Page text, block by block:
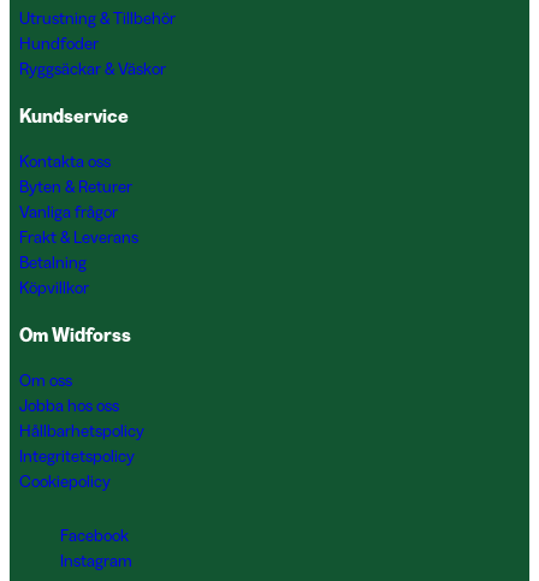
Utrustning & Tillbehör
Hundfoder
Ryggsäckar & Väskor
Kundservice
Kontakta oss
Byten & Returer
Vanliga frågor
Frakt & Leverans
Betalning
Köpvillkor
Om Widforss
Om oss
Jobba hos oss
Hållbarhetspolicy
Integritetspolicy
Cookiepolicy
Facebook
Instagram